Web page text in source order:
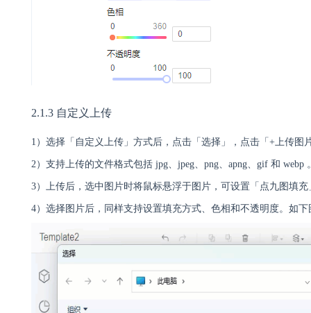
2.1.3 自定义上传
1）选择「自定义上传」方式后，点击「选择」，点击「+上传图
2）支持上传的文件格式包括 jpg、jpeg、png、apng、gif 和 webp
3）上传后，选中图片时将鼠标悬浮于图片，可设置「点九图填充
4）选择图片后，同样支持设置填充方式、色相和不透明度。如下